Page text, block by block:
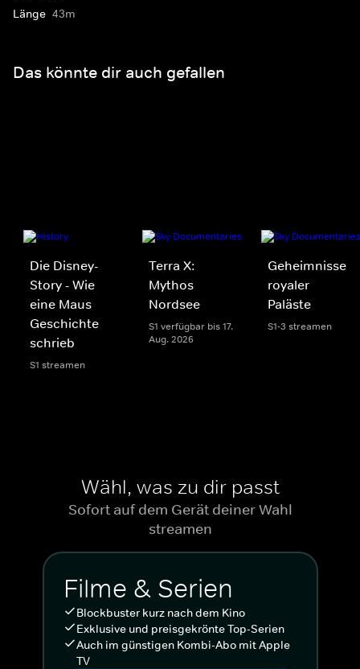
Länge 43m
Das könnte dir auch gefallen
Die Disney-
Story - Wie
eine Maus
Geschichte
schrieb
S1 streamen
Terra X:
Mythos
Nordsee
S1 verfügbar bis 17.
Aug. 2026
Geheimnisse
royaler
Paläste
S1-3 streamen
Wähl, was zu dir passt
Sofort auf dem Gerät deiner Wahl
streamen
Filme & Serien
Blockbuster kurz nach dem Kino
Exklusive und preisgekrönte Top-Serien
Auch im günstigen Kombi-Abo mit Apple
TV